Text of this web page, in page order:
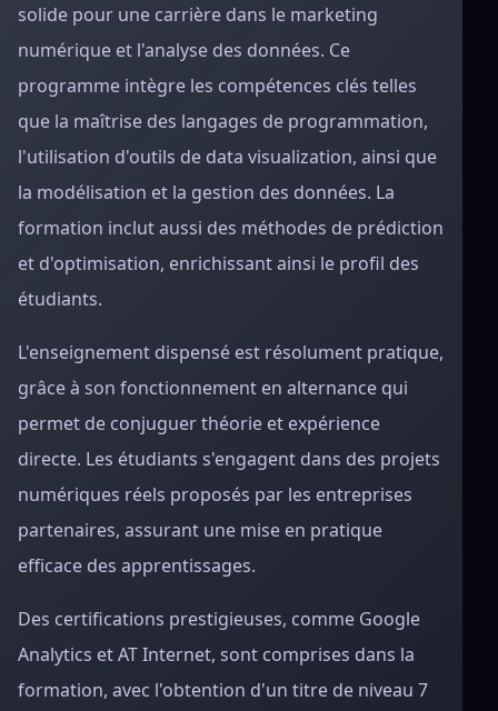
solide pour une carrière dans le marketing
numérique et l'analyse des données. Ce
programme intègre les compétences clés telles
que la maîtrise des langages de programmation,
l'utilisation d'outils de data visualization, ainsi que
la modélisation et la gestion des données. La
formation inclut aussi des méthodes de prédiction
et d'optimisation, enrichissant ainsi le profil des
étudiants.
L'enseignement dispensé est résolument pratique,
grâce à son fonctionnement en alternance qui
permet de conjuguer théorie et expérience
directe. Les étudiants s'engagent dans des projets
numériques réels proposés par les entreprises
partenaires, assurant une mise en pratique
efficace des apprentissages.
Des certifications prestigieuses, comme Google
Analytics et AT Internet, sont comprises dans la
formation, avec l'obtention d'un titre de niveau 7